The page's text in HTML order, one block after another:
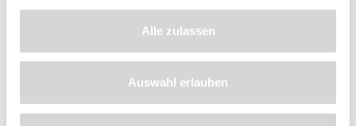
Alle zulassen
Auswahl erlauben
Elfenblume sehr gut beraten!
Blütenzartheit kombiniert mit
Robustheit